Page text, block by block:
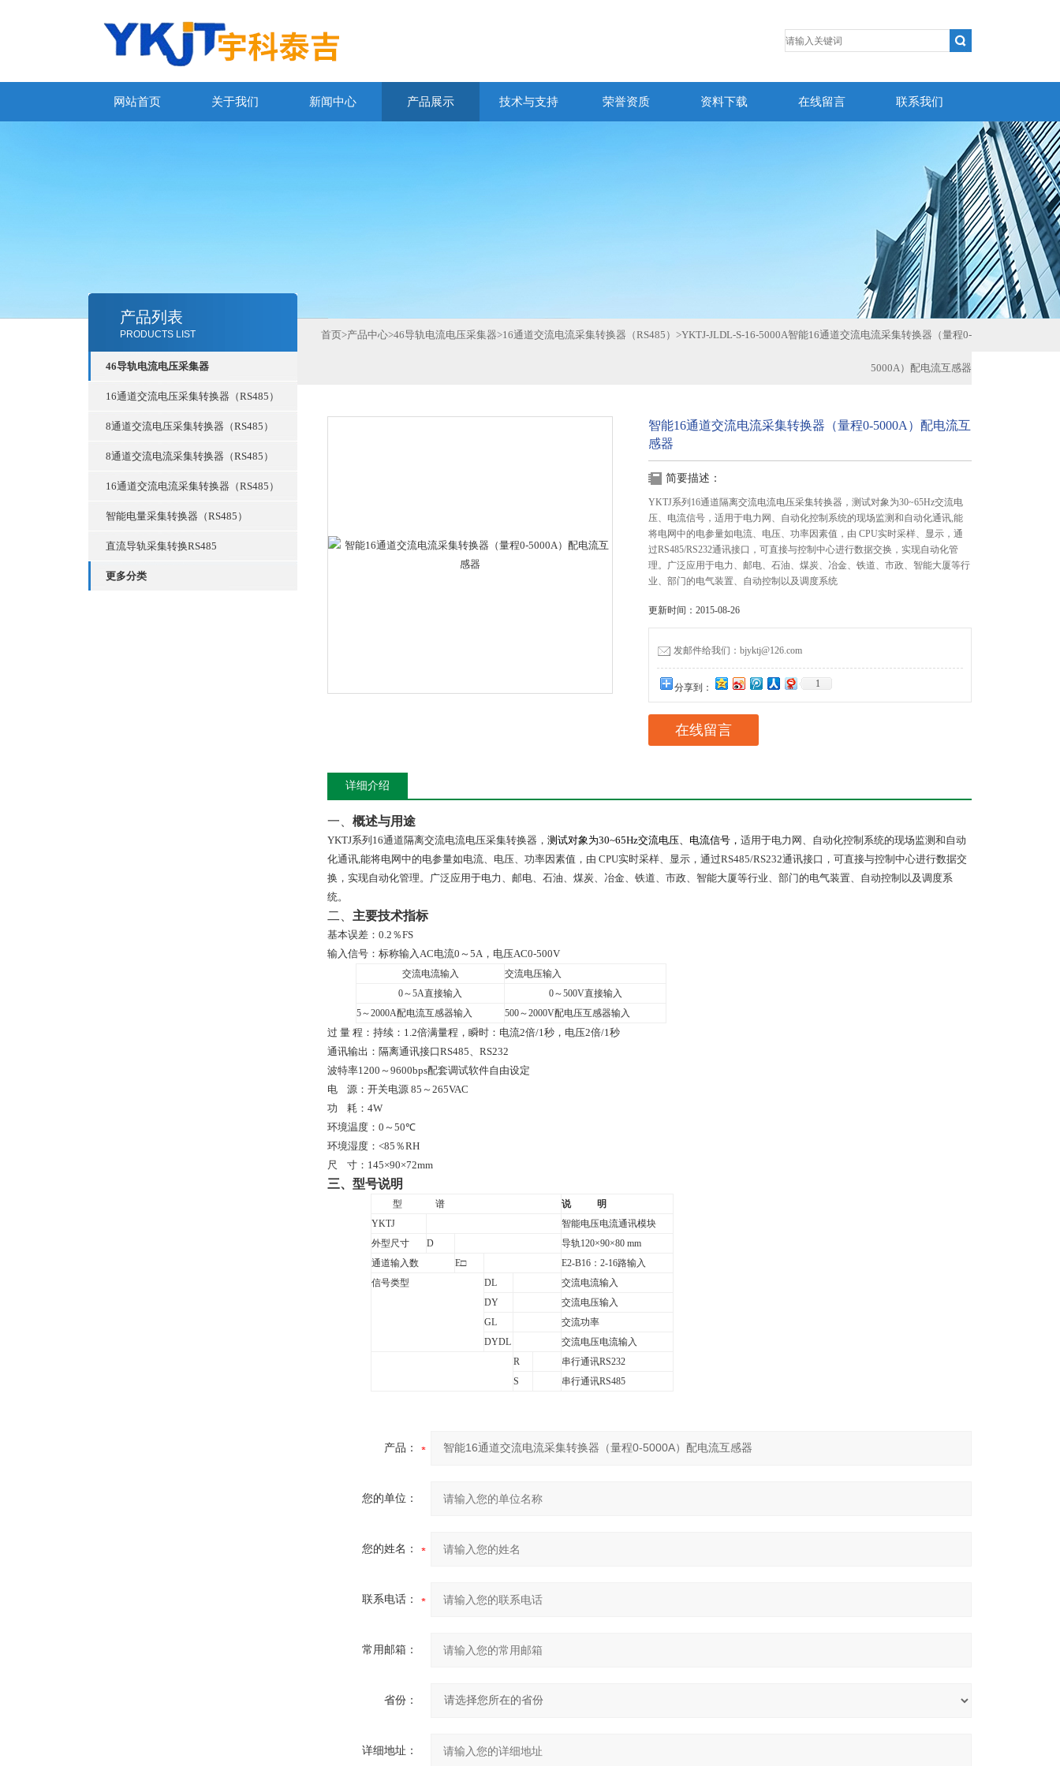
网站首页 关于我们 新闻中心 产品展示 技术与支持 荣誉资质 资料下载 在线留言 联系我们
产品列表
PRODUCTS LIST
46导轨电流电压采集器
16通道交流电压采集转换器（RS485）
8通道交流电压采集转换器（RS485）
8通道交流电流采集转换器（RS485）
16通道交流电流采集转换器（RS485）
智能电量采集转换器（RS485）
直流导轨采集转换RS485
更多分类
首页>产品中心>46导轨电流电压采集器>16通道交流电流采集转换器（RS485） >YKTJ-JLDL-S-16-5000A智能16通道交流电流采集转换器（量程0-
5000A）配电流互感器
智能16通道交流电流采集转换器（量程0-5000A）配电流互
感器
简要描述：
YKTJ系列16通道隔离交流电流电压采集转换器，测试对象为30~65Hz交流电
压、电流信号，适用于电力网、自动化控制系统的现场监测和自动化通讯,能
将电网中的电参量如电流、电压、功率因素值，由 CPU实时采样、显示，通
过RS485/RS232通讯接口，可直接与控制中心进行数据交换，实现自动化管
理。广泛应用于电力、邮电、石油、煤炭、冶金、铁道、市政、智能大厦等行
业、部门的电气装置、自动控制以及调度系统
更新时间：2015-08-26
发邮件给我们：bjyktj@126.com
分享到： 1
在线留言
详细介绍
一、 概述与用途
YKTJ系列 16通道隔离交流电流电压采集转换器， 测试对象为30~65Hz交流电压、电流信号， 适用于电力网、自动化控制系统的现场监测和自动
化通讯,能将电网中的电参量如电流、电压、功率因素值，由 CPU实时采样、显示，通过RS485/RS232通讯接口，可直接与控制中心进行数据交
换，实现自动化管理。广泛应用于电力、邮电、石油、煤炭、冶金、铁道、市政、智能大厦等行业、部门的电气装置、自动控制以及调度系
统。
二、 主要技术指标
基本误差： 0.2 ％FS
输入信号： 标称输入AC电流0～5A，电压AC0-500V
交流电流输入
交流电压输入
0～5A直接输入 0～500V直接输入
5～2000A配电流互感器输入 500～2000V配电压互感器输入
过 量 程：持续：1.2倍满量程，瞬时：电流2倍/1秒，电压2倍/1秒
通讯输出：隔离通讯接口RS485、 RS232
波特率1200 ～9600bps配套调试软件自由设定
电
源：开关电源 85 ～ 265VAC
功
耗： 4W
环境温度： 0 ～ 50℃
环境湿度： <85 ％RH
尺
寸： 145×90×72mm
三、型号说明
型 谱 说
明
YKTJ
智能电压电流通讯模块
外型尺寸
D 导轨120×90×80 mm
通道输入数
E□ E2-B16 ：2-16路输入
信号类型
DL
交流电流输入
DY
交流电压输入
GL
交流功率
DYDL
交流电压电流输入
R
串行通讯RS232
S
串行通讯RS485
产品：
您的单位：
您的姓名：
联系电话：
常用邮箱：
省份：
详细地址：